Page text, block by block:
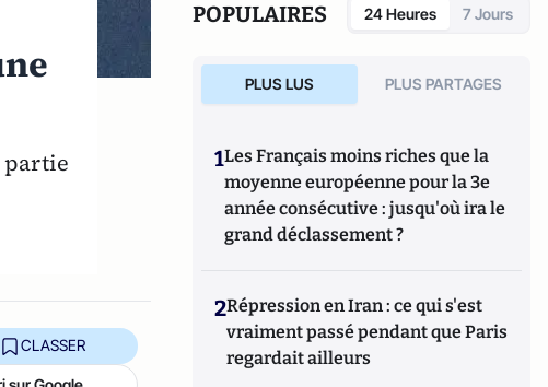
CLASSER
POPULAIRES 24 Heures 7 Jours
PLUS LUS PLUS PARTAGES
1Les Français moins riches que la
moyenne européenne pour la 3e
année consécutive : jusqu'où ira le
grand déclassement ?
2Répression en Iran : ce qui s'est
vraiment passé pendant que Paris
regardait ailleurs